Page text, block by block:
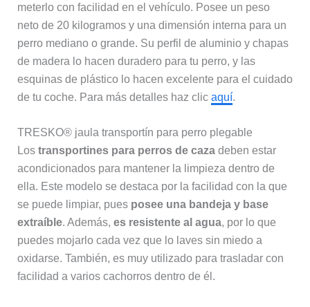
meterlo con facilidad en el vehículo. Posee un peso
neto de 20 kilogramos y una dimensión interna para un
perro mediano o grande. Su perfil de aluminio y chapas
de madera lo hacen duradero para tu perro, y las
esquinas de plástico lo hacen excelente para el cuidado
de tu coche. Para más detalles haz clic aquí.
TRESKO® jaula transportín para perro plegable
Lostransportines para perros de caza deben estar
acondicionados para mantener la limpieza dentro de
ella. Este modelo se destaca por la facilidad con la que
se puede limpiar, pues posee una bandeja y base
extraíble. Además, es resistente al agua, por lo que
puedes mojarlo cada vez que lo laves sin miedo a
oxidarse. También, es muy utilizado para trasladar con
facilidad a varios cachorros dentro de él.